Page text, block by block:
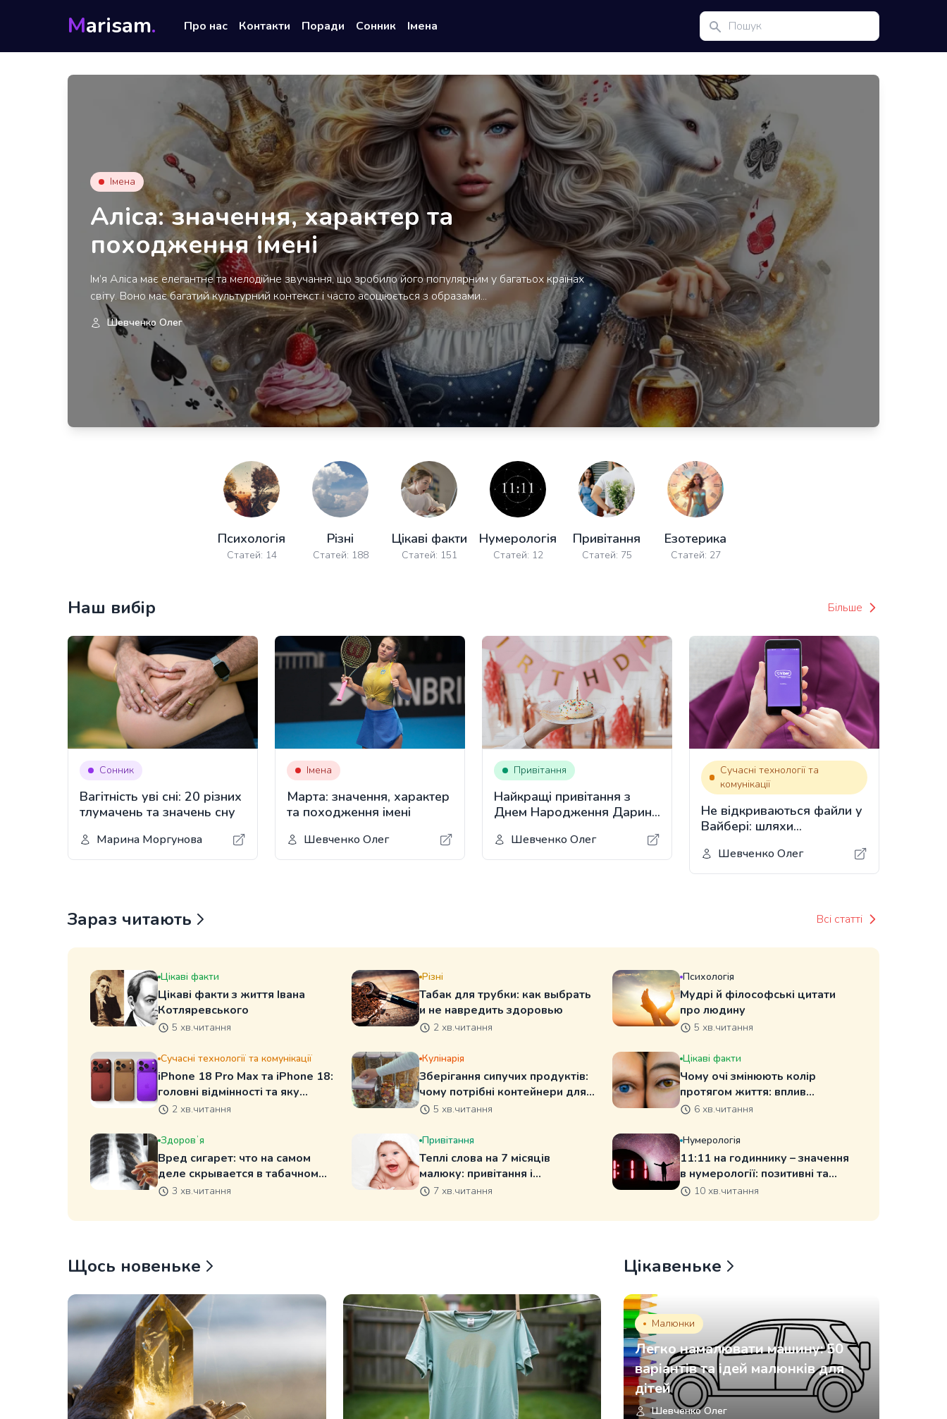
Marisam. Про нас Контакти Поради Сонник Імена
Імена
Аліса: значення, характер та
походження імені
Ім’я Аліса має елегантне та мелодійне звучання, що зробило його популярним у багатьох країнах
світу. Воно має багатий культурний контекст і часто асоціюється з образами...
Шевченко Олег
Психологія
Статей: 14
Різні
Статей: 188
Цікаві факти
Статей: 151
Нумерологія
Статей: 12
Привітання
Статей: 75
Езотерика
Статей: 27
Наш вибір Більше
Сонник
Вагітність уві сні: 20 різних
тлумачень та значень сну
Марина Моргунова
Імена
Марта: значення, характер
та походження імені
Шевченко Олег
Привітання
Найкращі привітання з
Днем Народження Дарині
Шевченко Олег
Сучасні технології та
комунікації
Не відкриваються файли у
Вайбері: шляхи
відновлення файлів
Шевченко Олег
Зараз читають Всі статті
Цікаві факти
Цікаві факти з життя Івана
Котляревського
5 хв.читання
Різні
Табак для трубки: как выбрать
и не навредить здоровью
2 хв.читання
Психологія
Мудрі й філософські цитати
про людину
5 хв.читання
Сучасні технології та комунікації
iPhone 18 Pro Max та iPhone 18:
головні відмінності та яку
модель вибрати
2 хв.читання
Кулінарія
Зберігання сипучих продуктів:
чому потрібні контейнери для
круп5 хв.читання
Цікаві факти
Чому очі змінюють колір
протягом життя: вплив
меланіну та генетика
6 хв.читання
Здоровʼя
Вред сигарет: что на самом
деле скрывается в табачном
дыме
3 хв.читання
Привітання
Теплі слова на 7 місяців
малюку: привітання і
побажання батькам
7 хв.читання
Нумерологія
11:11 на годиннику – значення
в нумерології: позитивні та
негативні тлумачення числа
10 хв.читання
Щось новеньке Цікавеньке
Малюнки
Легко намалювати машину: 50
варіантів та ідей малюнків для
дітей
Шевченко Олег